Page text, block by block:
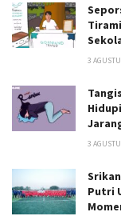
3
3
Putri